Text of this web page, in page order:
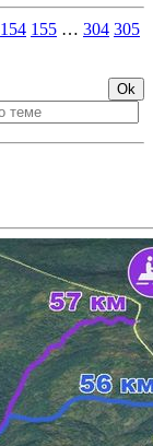
154 155 … 304 305